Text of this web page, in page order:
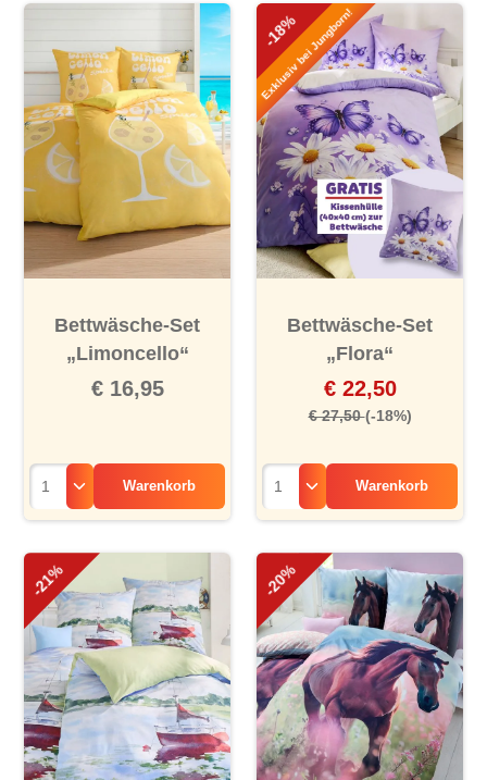
Bettwäsche-Set
„Limoncello“
€ 16,95
Warenkorb
-18%
Exklusiv bei Jungborn!
Bettwäsche-Set
„Flora“
€ 22,50
€ 27,50(-18%)
Warenkorb
-21% -20%